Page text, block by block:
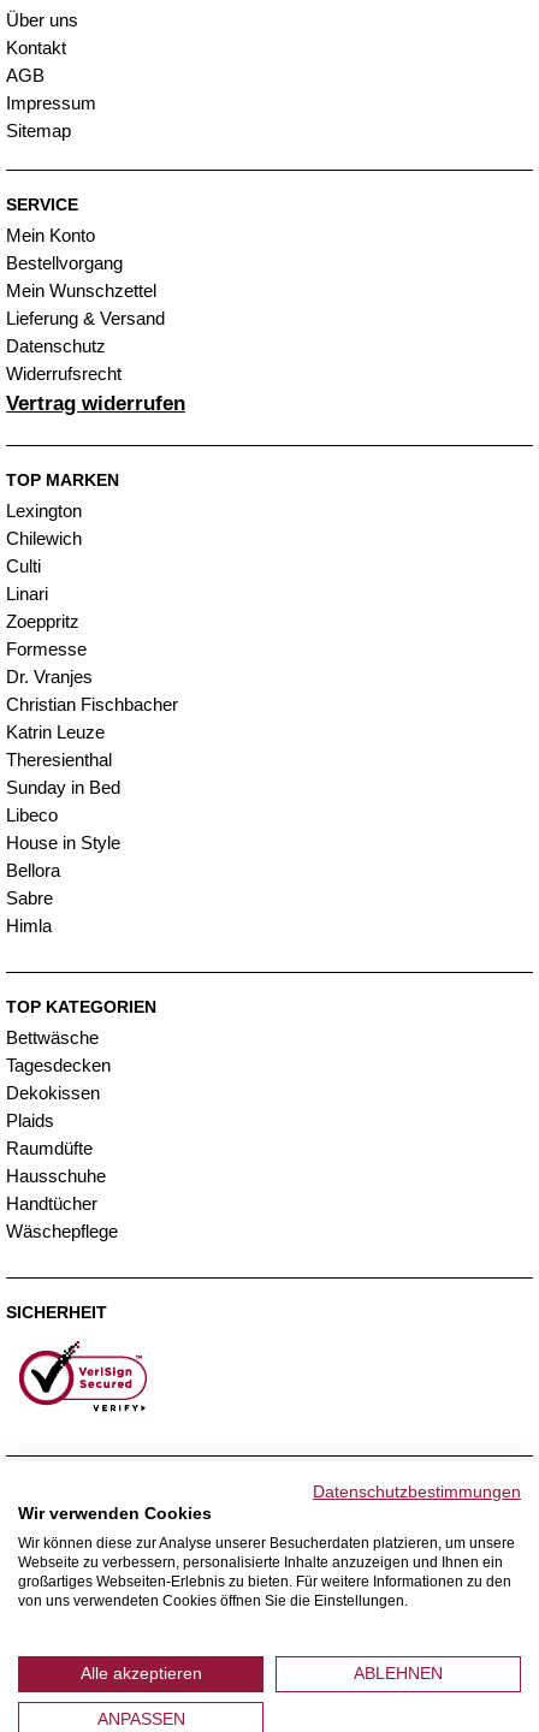
Über uns
Kontakt
AGB
Impressum
Sitemap
SERVICE
Mein Konto
Bestellvorgang
Mein Wunschzettel
Lieferung & Versand
Datenschutz
Widerrufsrecht
Vertrag widerrufen
TOP MARKEN
Lexington
Chilewich
Culti
Linari
Zoeppritz
Formesse
Dr. Vranjes
Christian Fischbacher
Katrin Leuze
Theresienthal
Sunday in Bed
Libeco
House in Style
Bellora
Sabre
Himla
TOP KATEGORIEN
Bettwäsche
Tagesdecken
Dekokissen
Plaids
Raumdüfte
Hausschuhe
Handtücher
Wäschepflege
SICHERHEIT
WIR VERSENDEN MIT
Datenschutzbestimmungen
Wir verwenden Cookies
Wir können diese zur Analyse unserer Besucherdaten platzieren, um unsere
Webseite zu verbessern, personalisierte Inhalte anzuzeigen und Ihnen ein
großartiges Webseiten-Erlebnis zu bieten. Für weitere Informationen zu den
von uns verwendeten Cookies öffnen Sie die Einstellungen.
Alle akzeptieren ABLEHNEN
ANPASSEN